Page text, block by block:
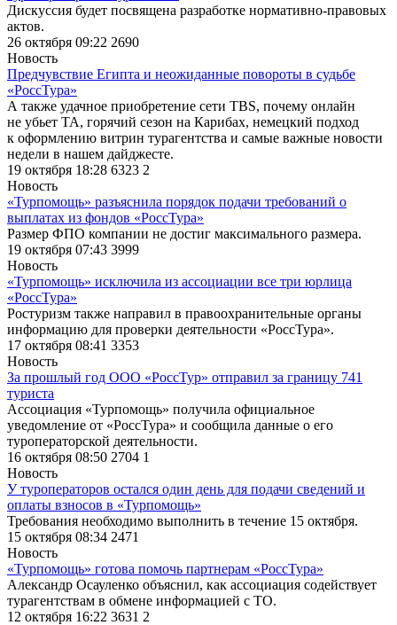
Дискуссия будет посвящена разработке нормативно-правовых
актов.
26 октября 09:22 2690
Новость
Предчувствие Египта и неожиданные повороты в судьбе
«РоссТура»
А также удачное приобретение сети TBS, почему онлайн
не убьет ТА, горячий сезон на Карибах, немецкий подход
к оформлению витрин турагентства и самые важные новости
недели в нашем дайджесте.
19 октября 18:28 6323 2
Новость
«Турпомощь» разъяснила порядок подачи требований о
выплатах из фондов «РоссТура»
Размер ФПО компании не достиг максимального размера.
19 октября 07:43 3999
Новость
«Турпомощь» исключила из ассоциации все три юрлица
«РоссТура»
Ростуризм также направил в правоохранительные органы
информацию для проверки деятельности «РоссТура».
17 октября 08:41 3353
Новость
За прошлый год ООО «РоссТур» отправил за границу 741
туриста
Ассоциация «Турпомощь» получила официальное
уведомление от «РоссТура» и сообщила данные о его
туроператорской деятельности.
16 октября 08:50 2704 1
Новость
У туроператоров остался один день для подачи сведений и
оплаты взносов в «Турпомощь»
Требования необходимо выполнить в течение 15 октября.
15 октября 08:34 2471
Новость
«Турпомощь» готова помочь партнерам «РоссТура»
Александр Осауленко объяснил, как ассоциация содействует
турагентствам в обмене информацией с ТО.
12 октября 16:22 3631 2